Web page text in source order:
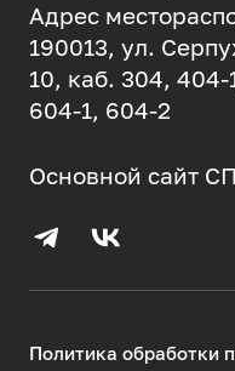
Адрес
190013, ул.
10, каб. 304,
604-1, 604-2
Основной сайт
Политика обработки